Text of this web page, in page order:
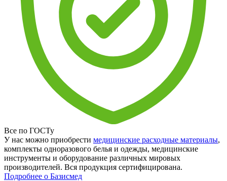
Все по ГОСТу
У нас можно приобрести медицинские расходные материалы,
комплекты одноразового белья и одежды, медицинские
инструменты и оборудование различных мировых
производителей. Вся продукция сертифицирована.
Подробнее о Базисмед